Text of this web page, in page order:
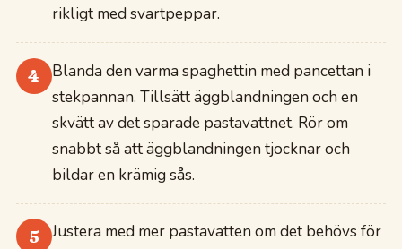
rikligt med svartpeppar.
4
Blanda den varma spaghettin med pancettan i
stekpannan. Tillsätt äggblandningen och en
skvätt av det sparade pastavattnet. Rör om
snabbt så att äggblandningen tjocknar och
bildar en krämig sås.
5
Justera med mer pastavatten om det behövs för